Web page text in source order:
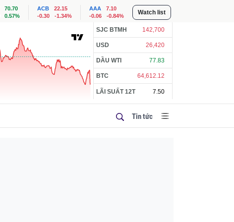
70.70
0.57%
ACB
22.15
-0.30
-1.34%
AAA
7.10
-0.06
-0.84% Watch list
SJC BTMH 142,700
USD 26,420
DẦU WTI 77.83
BTC 64,612.12
LÃI SUẤT 12T 7.50
Tin tức